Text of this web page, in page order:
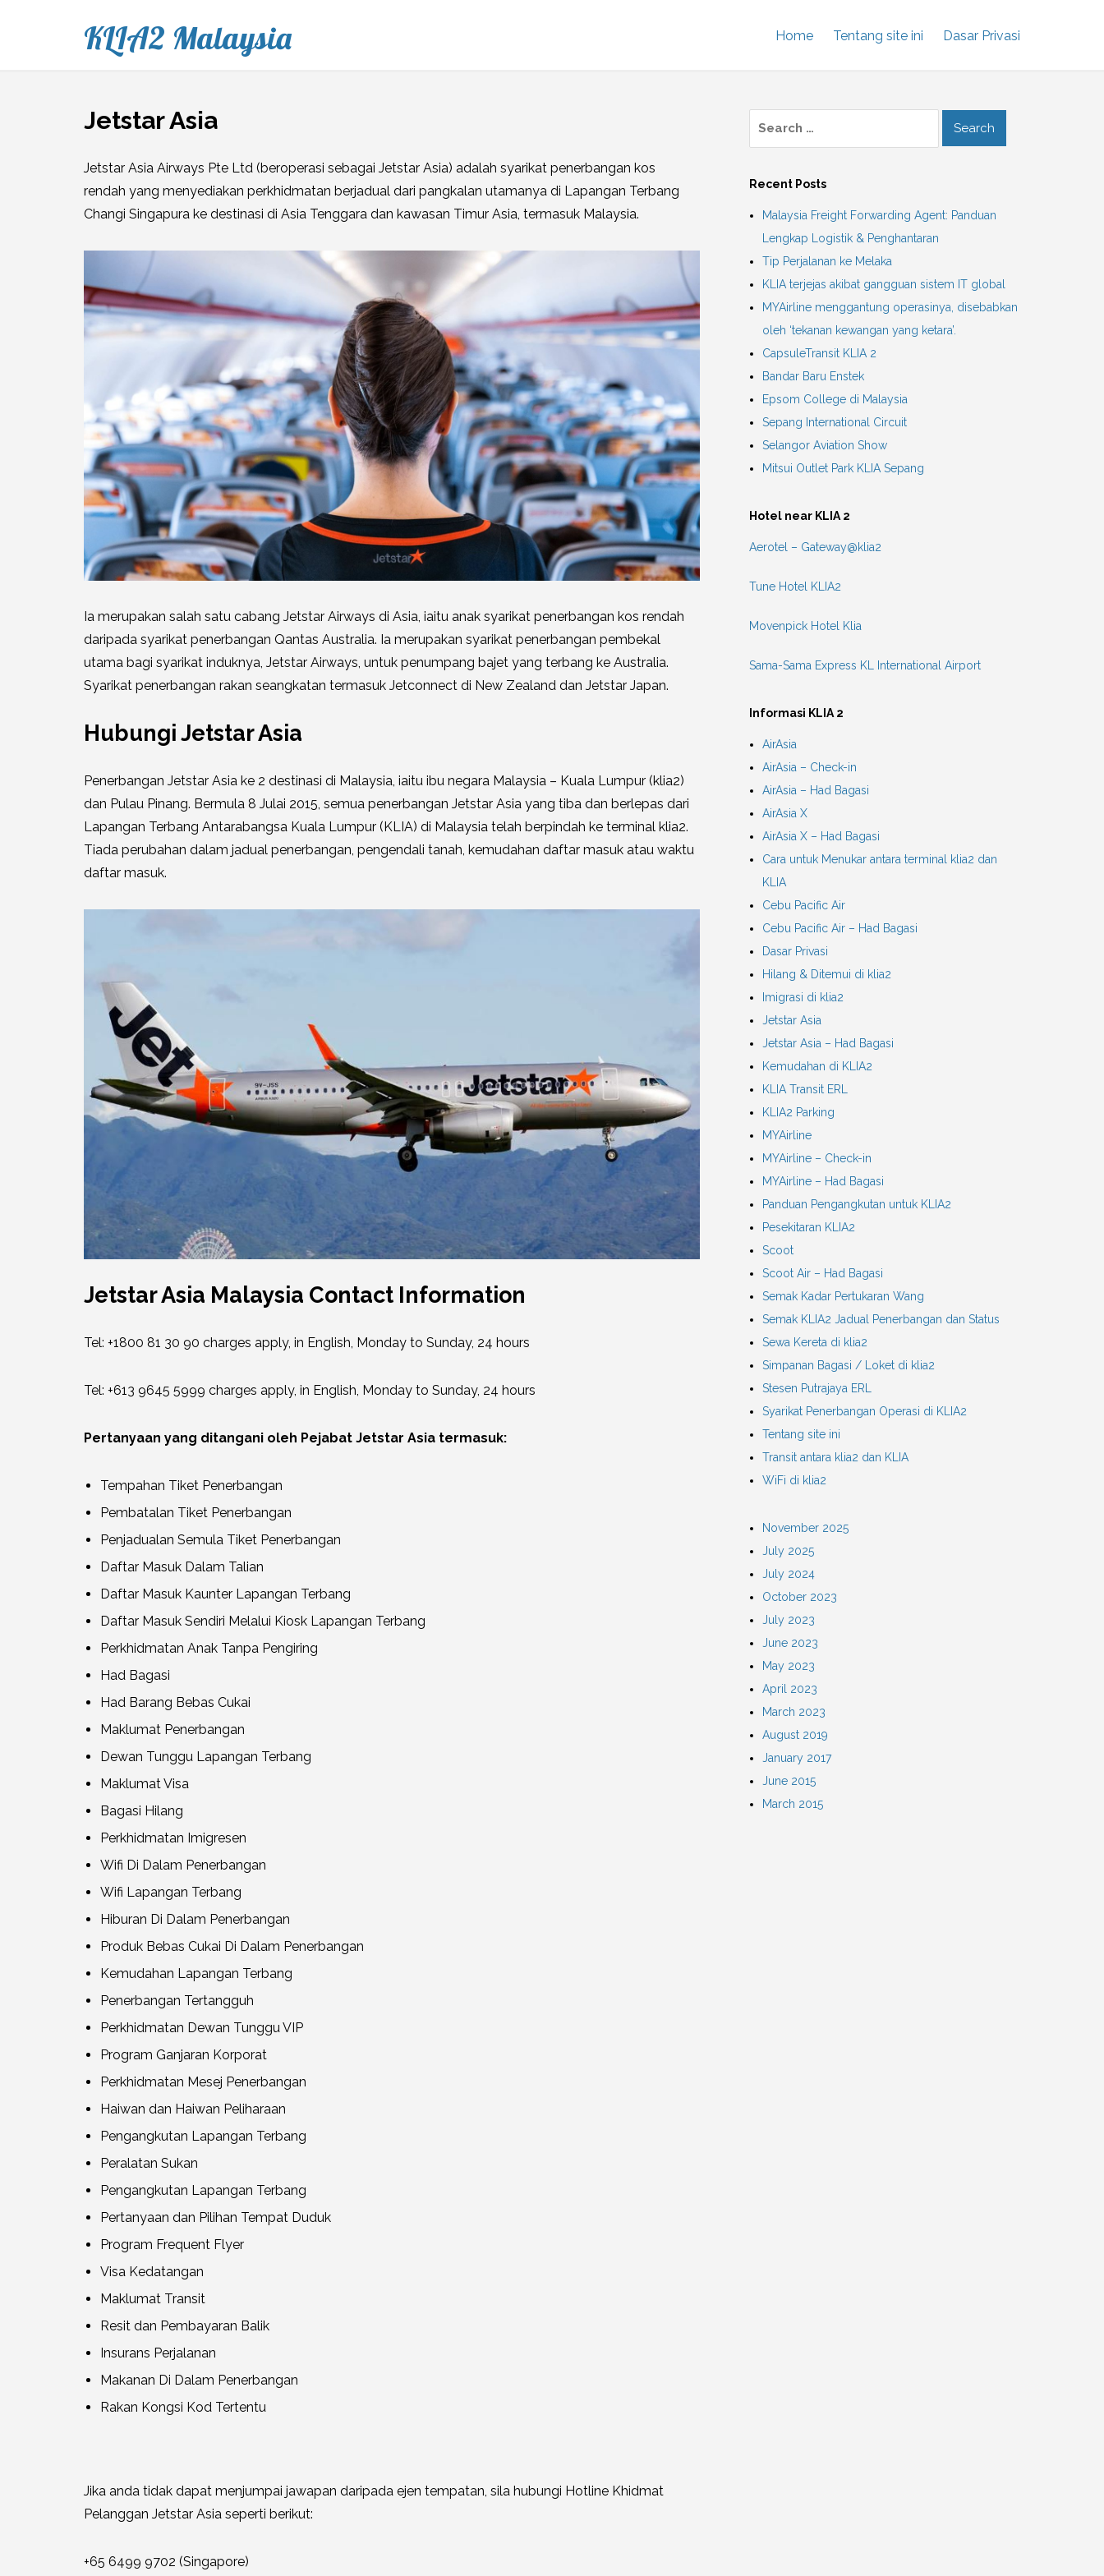
KLIA2 Malaysia Home Tentang site ini Dasar Privasi
Jetstar Asia
Jetstar Asia Airways Pte Ltd (beroperasi sebagai Jetstar Asia) adalah syarikat penerbangan kos
rendah yang menyediakan perkhidmatan berjadual dari pangkalan utamanya di Lapangan Terbang
Changi Singapura ke destinasi di Asia Tenggara dan kawasan Timur Asia, termasuk Malaysia.
Ia merupakan salah satu cabang Jetstar Airways di Asia, iaitu anak syarikat penerbangan kos rendah
daripada syarikat penerbangan Qantas Australia. Ia merupakan syarikat penerbangan pembekal
utama bagi syarikat induknya, Jetstar Airways, untuk penumpang bajet yang terbang ke Australia.
Syarikat penerbangan rakan seangkatan termasuk Jetconnect di New Zealand dan Jetstar Japan.
Hubungi Jetstar Asia
Penerbangan Jetstar Asia ke 2 destinasi di Malaysia, iaitu ibu negara Malaysia – Kuala Lumpur (klia2)
dan Pulau Pinang. Bermula 8 Julai 2015, semua penerbangan Jetstar Asia yang tiba dan berlepas dari
Lapangan Terbang Antarabangsa Kuala Lumpur (KLIA) di Malaysia telah berpindah ke terminal klia2.
Tiada perubahan dalam jadual penerbangan, pengendali tanah, kemudahan daftar masuk atau waktu
daftar masuk.
Jetstar Asia Malaysia Contact Information
Tel: +1800 81 30 90 charges apply, in English, Monday to Sunday, 24 hours
Tel: +613 9645 5999 charges apply, in English, Monday to Sunday, 24 hours
Pertanyaan yang ditangani oleh Pejabat Jetstar Asia termasuk:
Tempahan Tiket Penerbangan
Pembatalan Tiket Penerbangan
Penjadualan Semula Tiket Penerbangan
Daftar Masuk Dalam Talian
Daftar Masuk Kaunter Lapangan Terbang
Daftar Masuk Sendiri Melalui Kiosk Lapangan Terbang
Perkhidmatan Anak Tanpa Pengiring
Had Bagasi
Had Barang Bebas Cukai
Maklumat Penerbangan
Dewan Tunggu Lapangan Terbang
Maklumat Visa
Bagasi Hilang
Perkhidmatan Imigresen
Wifi Di Dalam Penerbangan
Wifi Lapangan Terbang
Hiburan Di Dalam Penerbangan
Produk Bebas Cukai Di Dalam Penerbangan
Kemudahan Lapangan Terbang
Penerbangan Tertangguh
Perkhidmatan Dewan Tunggu VIP
Program Ganjaran Korporat
Perkhidmatan Mesej Penerbangan
Haiwan dan Haiwan Peliharaan
Pengangkutan Lapangan Terbang
Peralatan Sukan
Pengangkutan Lapangan Terbang
Pertanyaan dan Pilihan Tempat Duduk
Program Frequent Flyer
Visa Kedatangan
Maklumat Transit
Resit dan Pembayaran Balik
Insurans Perjalanan
Makanan Di Dalam Penerbangan
Rakan Kongsi Kod Tertentu
Jika anda tidak dapat menjumpai jawapan daripada ejen tempatan, sila hubungi Hotline Khidmat
Pelanggan Jetstar Asia seperti berikut:
+65 6499 9702 (Singapore)
Recent Posts
Malaysia Freight Forwarding Agent: Panduan
Lengkap Logistik & Penghantaran
Tip Perjalanan ke Melaka
KLIA terjejas akibat gangguan sistem IT global
MYAirline menggantung operasinya, disebabkan
oleh ‘tekanan kewangan yang ketara’.
CapsuleTransit KLIA 2
Bandar Baru Enstek
Epsom College di Malaysia
Sepang International Circuit
Selangor Aviation Show
Mitsui Outlet Park KLIA Sepang
Hotel near KLIA 2
Aerotel – Gateway@klia2
Tune Hotel KLIA2
Movenpick Hotel Klia
Sama-Sama Express KL International Airport
Informasi KLIA 2
AirAsia
AirAsia – Check-in
AirAsia – Had Bagasi
AirAsia X
AirAsia X – Had Bagasi
Cara untuk Menukar antara terminal klia2 dan
KLIA
Cebu Pacific Air
Cebu Pacific Air – Had Bagasi
Dasar Privasi
Hilang & Ditemui di klia2
Imigrasi di klia2
Jetstar Asia
Jetstar Asia – Had Bagasi
Kemudahan di KLIA2
KLIA Transit ERL
KLIA2 Parking
MYAirline
MYAirline – Check-in
MYAirline – Had Bagasi
Panduan Pengangkutan untuk KLIA2
Pesekitaran KLIA2
Scoot
Scoot Air – Had Bagasi
Semak Kadar Pertukaran Wang
Semak KLIA2 Jadual Penerbangan dan Status
Sewa Kereta di klia2
Simpanan Bagasi / Loket di klia2
Stesen Putrajaya ERL
Syarikat Penerbangan Operasi di KLIA2
Tentang site ini
Transit antara klia2 dan KLIA
WiFi di klia2
November 2025
July 2025
July 2024
October 2023
July 2023
June 2023
May 2023
April 2023
March 2023
August 2019
January 2017
June 2015
March 2015